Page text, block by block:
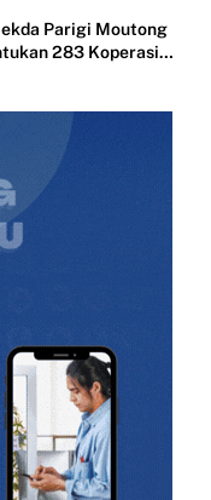
Parigi Moutong
283 Koperasi